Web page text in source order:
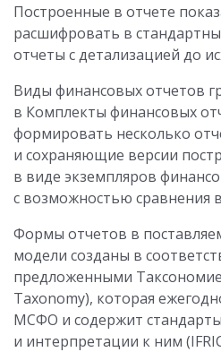
Построенные в отчете
расшифровать в
отчеты с детализацией до
Виды финансовых отчетов
в Комплекты финансовых
формировать несколько
и сохраняющие версии
в виде экземпляров
с возможностью сравнения
Формы отчетов в
модели созданы в
предложенными
Taxonomy), которая
МСФО и содержит
и интерпретации к ним